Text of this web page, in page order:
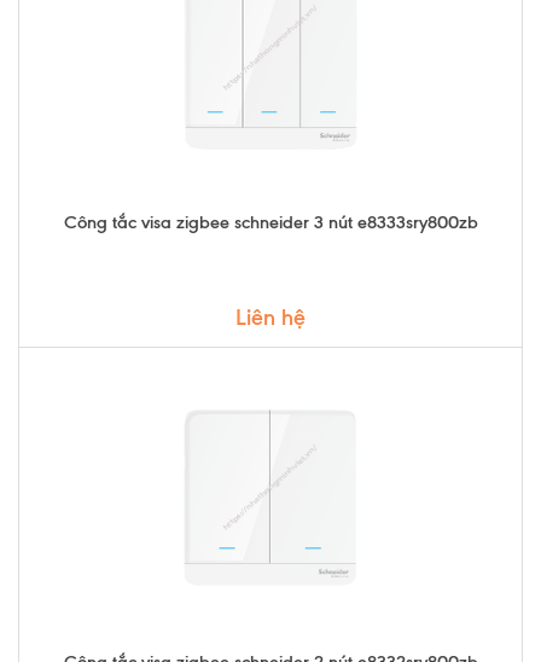
Công tắc visa zigbee schneider 3 nút e8333sry800zb
Liên hệ